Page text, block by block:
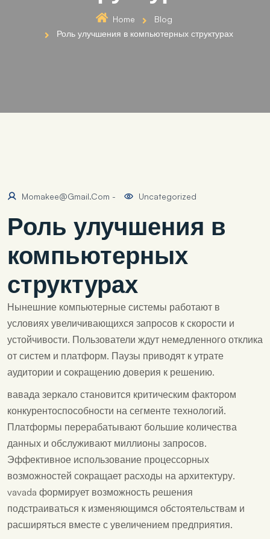
Home
Blog
Роль улучшения в компьютерных структурах
Momakee@gmail.com - Uncategorized
Роль улучшения в
компьютерных
структурах
Нынешние компьютерные системы работают в
условиях увеличивающихся запросов к скорости и
устойчивости. Пользователи ждут немедленного отклика
от систем и платформ. Паузы приводят к утрате
аудитории и сокращению доверия к решению.
вавада зеркало становится критическим фактором
конкурентоспособности на сегменте технологий.
Платформы перерабатывают большие количества
данных и обслуживают миллионы запросов.
Эффективное использование процессорных
возможностей сокращает расходы на архитектуру.
vavada формирует возможность решения
подстраиваться к изменяющимся обстоятельствам и
расширяться вместе с увеличением предприятия.